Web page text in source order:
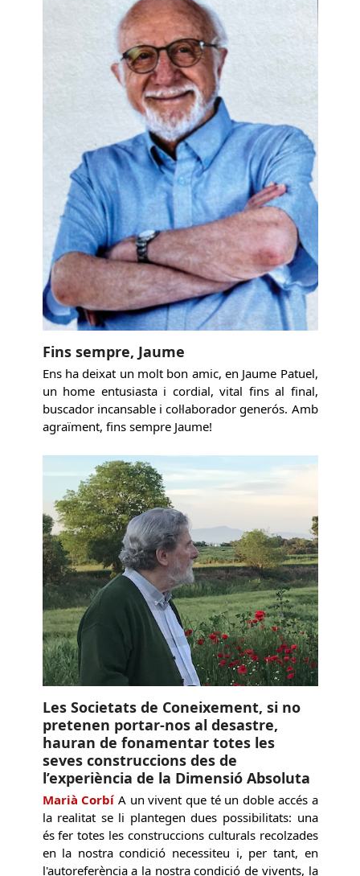
Fins sempre, Jaume
Ens ha deixat un molt bon amic, en Jaume Patuel,
un home entusiasta i cordial, vital fins al final,
buscador incansable i col·laborador generós. Amb
agraïment, fins sempre Jaume!
Les Societats de Coneixement, si no
pretenen portar-nos al desastre,
hauran de fonamentar totes les
seves construccions des de
l’experiència de la Dimensió Absoluta
Marià Corbí A un vivent que té un doble accés a
la realitat se li plantegen dues possibilitats: una
és fer totes les construccions culturals recolzades
en la nostra condició necessiteu i, per tant, en
l'autoreferència a la nostra condició de vivents, la